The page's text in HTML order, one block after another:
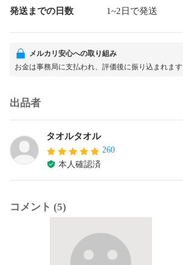
発送までの日数 1~2日で発送
メルカリ安心への取り組み
お金は事務局に支払われ、評価後に振り込まれます
出品者
タオルタオル
260
本人確認済
コメント (5)